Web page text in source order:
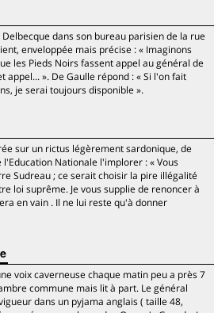
dans son bureau parisien de la rue
enveloppée mais précise : « Imaginons
les Pieds Noirs fassent appel au général de
appel... ». De Gaulle répond : « Si l'on fait
je serai toujours disponible ».
sur un rictus légèrement sardonique, de
Nationale l'implorer : « Vous
Sudreau ; ce serait choisir la pire illégalité
loi suprême. Je vous supplie de renoncer à
en vain . Il ne lui reste qu'à donner
voix caverneuse chaque matin peu a près 7
commune mais lit à part. Le général
dans un pyjama anglais ( taille 48,